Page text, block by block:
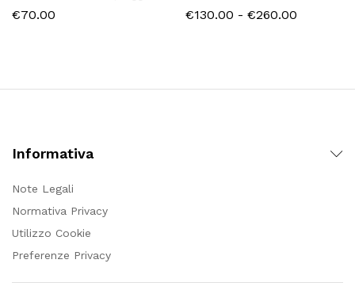
€70.00 €130.00 - €260.00
€260.00
Informativa
Note Legali
Normativa Privacy
Utilizzo Cookie
Preferenze Privacy